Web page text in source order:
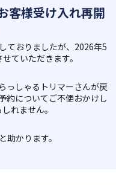
」客様受け入れ再開
ておりましたが、2026年5
ていただきます。
っしゃるトリマーさんが戻
約についてご不便おかけし
れません。
助かります。